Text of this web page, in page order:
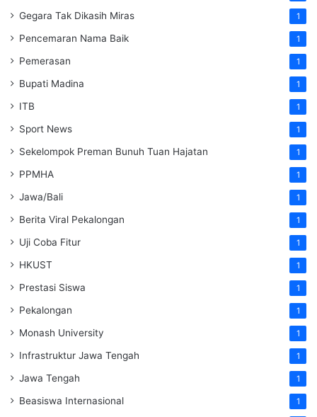
Gegara Tak Dikasih Miras 1
Pencemaran Nama Baik 1
Pemerasan 1
Bupati Madina 1
ITB 1
Sport News 1
Sekelompok Preman Bunuh Tuan Hajatan 1
PPMHA 1
Jawa/Bali 1
Berita Viral Pekalongan 1
Uji Coba Fitur 1
HKUST 1
Prestasi Siswa 1
Pekalongan 1
Monash University 1
Infrastruktur Jawa Tengah 1
Jawa Tengah 1
Beasiswa Internasional 1